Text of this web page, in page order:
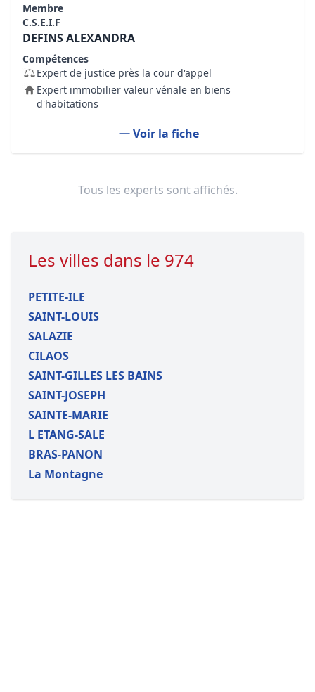
Membre
C.S.E.I.F
DEFINS ALEXANDRA
Compétences
Expert de justice près la cour d'appel
Expert immobilier valeur vénale en biens
d'habitations
Voir la fiche
Tous les experts sont affichés.
Les villes dans le 974
PETITE-ILE
SAINT-LOUIS
SALAZIE
CILAOS
SAINT-GILLES LES BAINS
SAINT-JOSEPH
SAINTE-MARIE
L ETANG-SALE
BRAS-PANON
La Montagne